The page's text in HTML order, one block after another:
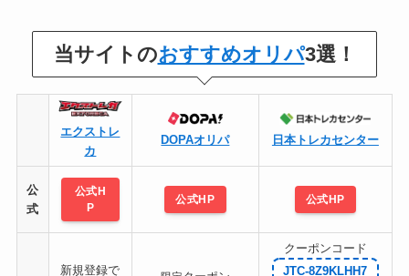
当サイトのおすすめオリパ3選！
エクストレ
カ
DOPAオリパ 日本トレカセンター
公
式
公式H
P
公式HP 公式HP
新規登録で
クーポンコード
JTC-8Z9KLHH7